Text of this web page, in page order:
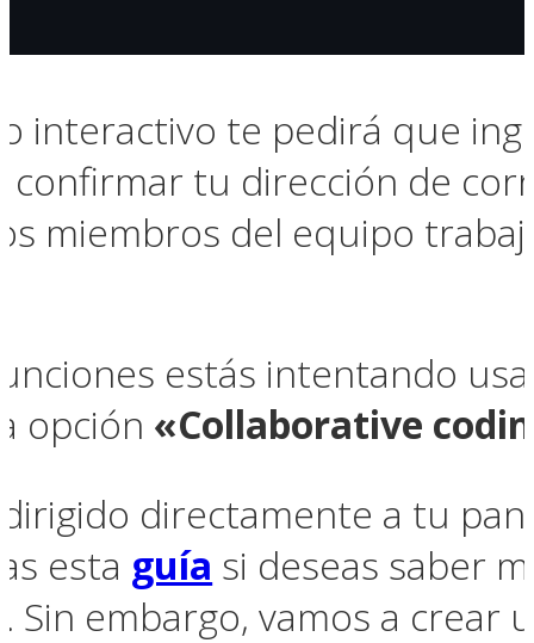
interactivo te pedirá que
confirmar tu dirección de
miembros del equipo
estás intentando
opción «Collaborative
directamente a tu
esta guía si deseas saber
Sin embargo, vamos a